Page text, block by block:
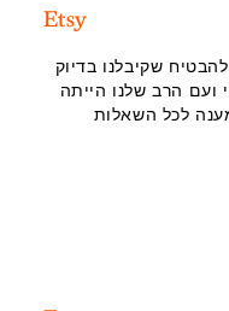
שקיבלנו בדיוק
הרב שלנו הייתה
לכל השאלות
מדהימה. אני